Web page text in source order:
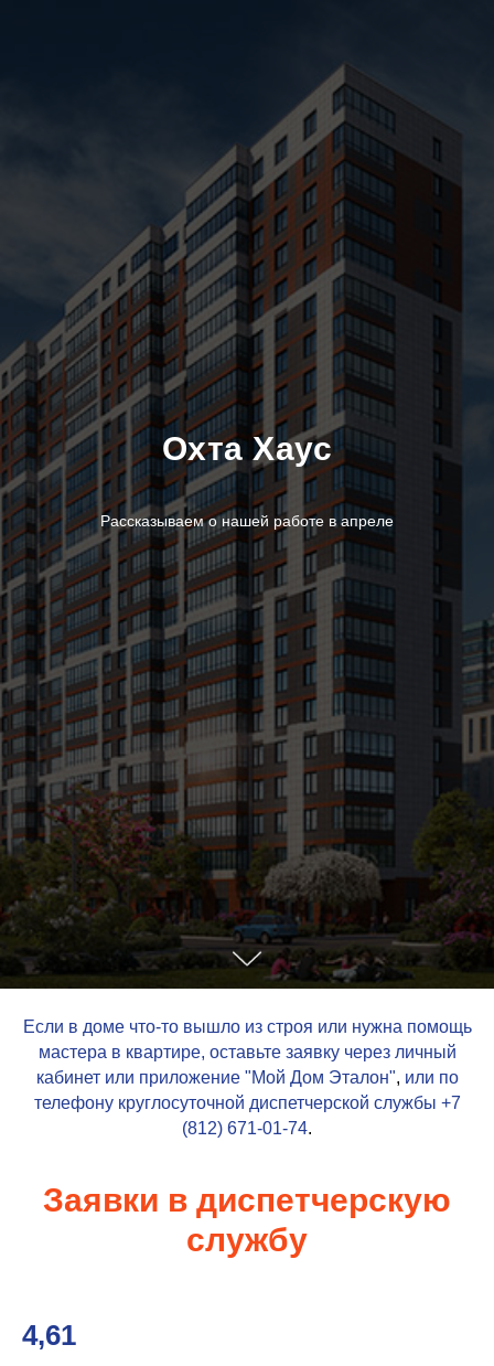
Охта Хаус
Рассказываем о нашей работе в апреле
Если в доме что-то вышло из строя или нужна помощь
мастера в квартире, оставьте заявку через личный
кабинет или приложение "Мой Дом Эталон", или по
телефону круглосуточной диспетчерской службы +7
(812) 671-01-74.
Заявки в диспетчерскую
службу
4,61